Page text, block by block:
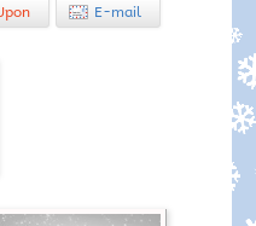
E-mail